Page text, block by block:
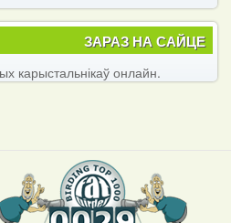
ЗАРАЗ НА САЙЦЕ
карыстальнікаў онлайн.